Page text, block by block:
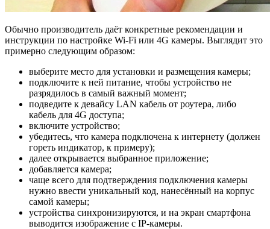
Обычно производитель даёт конкретные рекомендации и
инструкции по настройке Wi-Fi или 4G камеры. Выглядит это
примерно следующим образом:
выберите место для установки и размещения камеры;
подключите к ней питание, чтобы устройство не
разрядилось в самый важный момент;
подведите к девайсу LAN кабель от роутера, либо
кабель для 4G доступа;
включите устройство;
убедитесь, что камера подключена к интернету (должен
гореть индикатор, к примеру);
далее открывается выбранное приложение;
добавляется камера;
чаще всего для подтверждения подключения камеры
нужно ввести уникальный код, нанесённый на корпус
самой камеры;
устройства синхронизируются, и на экран смартфона
выводится изображение с IP-камеры.